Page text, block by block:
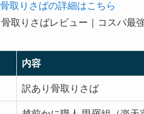
取りさばの詳細はこちら
取りさばレビュー｜コスパ最
内容
訳あり骨取りさば